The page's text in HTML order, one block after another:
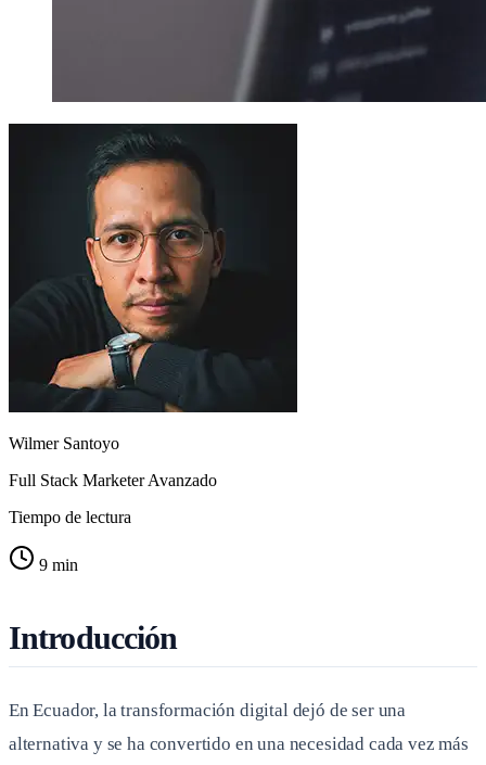
Wilmer Santoyo
Full Stack Marketer Avanzado
Tiempo de lectura
9 min
Introducción
En Ecuador, la transformación digital dejó de ser una
alternativa y se ha convertido en una necesidad cada vez más